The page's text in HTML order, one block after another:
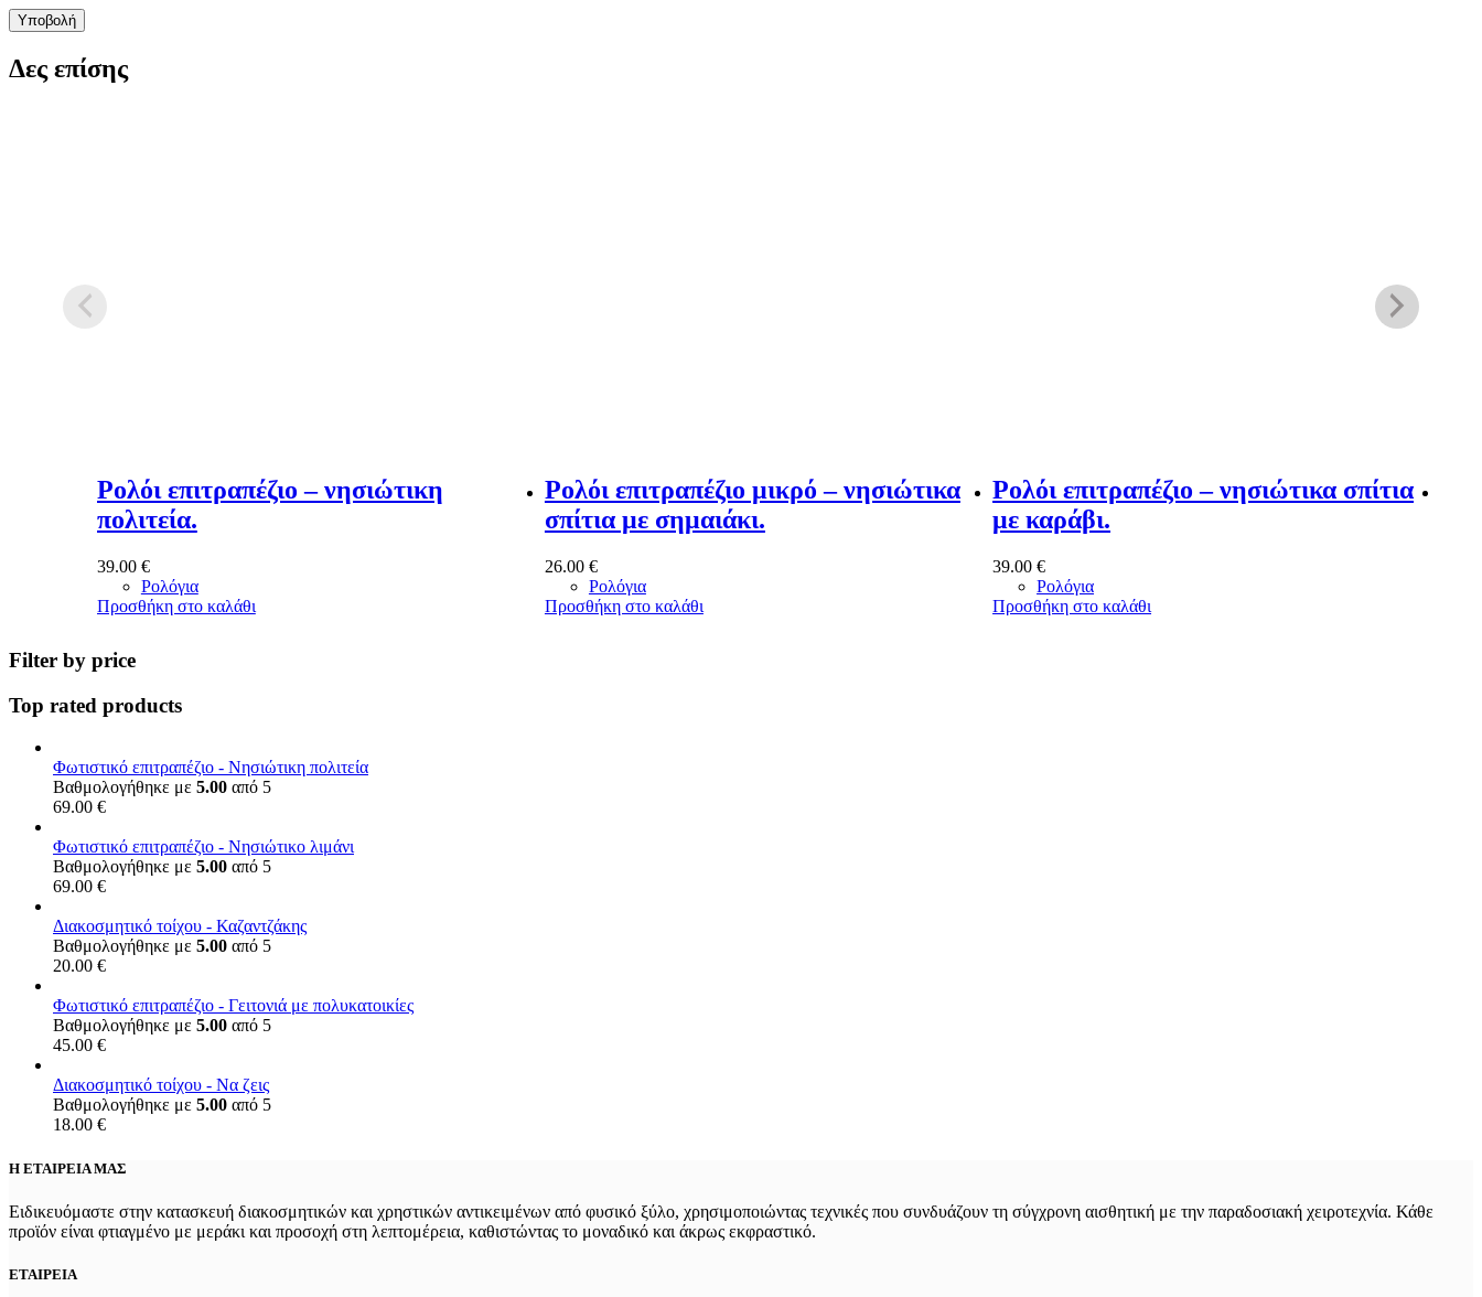
Υποβολή
Δες επίσης
Ρολόι επιτραπέζιο – νησιώτικη
πολιτεία.
39.00 €
Ρολόγια
Προσθήκη στο καλάθι
Ρολόι επιτραπέζιο μικρό – νησιώτικα
σπίτια με σημαιάκι.
26.00 €
Ρολόγια
Προσθήκη στο καλάθι
Ρολόι επιτραπέζιο – νησιώτικα σπίτια
με καράβι.
39.00€
Ρολόγια
Προσθήκη στο καλάθι
Filter by price
Top rated products
Φωτιστικό επιτραπέζιο - Νησιώτικη πολιτεία
Βαθμολογήθηκε με 5.00 από 5
69.00 €
Φωτιστικό επιτραπέζιο - Νησιώτικο λιμάνι
Βαθμολογήθηκε με 5.00 από 5
69.00 €
Διακοσμητικό τοίχου - Καζαντζάκης
Βαθμολογήθηκε με 5.00 από 5
20.00 €
Φωτιστικό επιτραπέζιο - Γειτονιά με πολυκατοικίες
Βαθμολογήθηκε με 5.00 από 5
45.00 €
Διακοσμητικό τοίχου - Να ζεις
Βαθμολογήθηκε με 5.00 από 5
18.00 €
Η ΕΤΑΙΡΕΙΑ ΜΑΣ
Ειδικευόμαστε στην κατασκευή διακοσμητικών και χρηστικών αντικειμένων από φυσικό ξύλο, χρησιμοποιώντας τεχνικές που συνδυάζουν τη σύγχρονη αισθητική με την παραδοσιακή χειροτεχνία. Κάθε
προϊόν είναι φτιαγμένο με μεράκι και προσοχή στη λεπτομέρεια, καθιστώντας το μοναδικό και άκρως εκφραστικό.
ΕΤΑΙΡΕΙΑ